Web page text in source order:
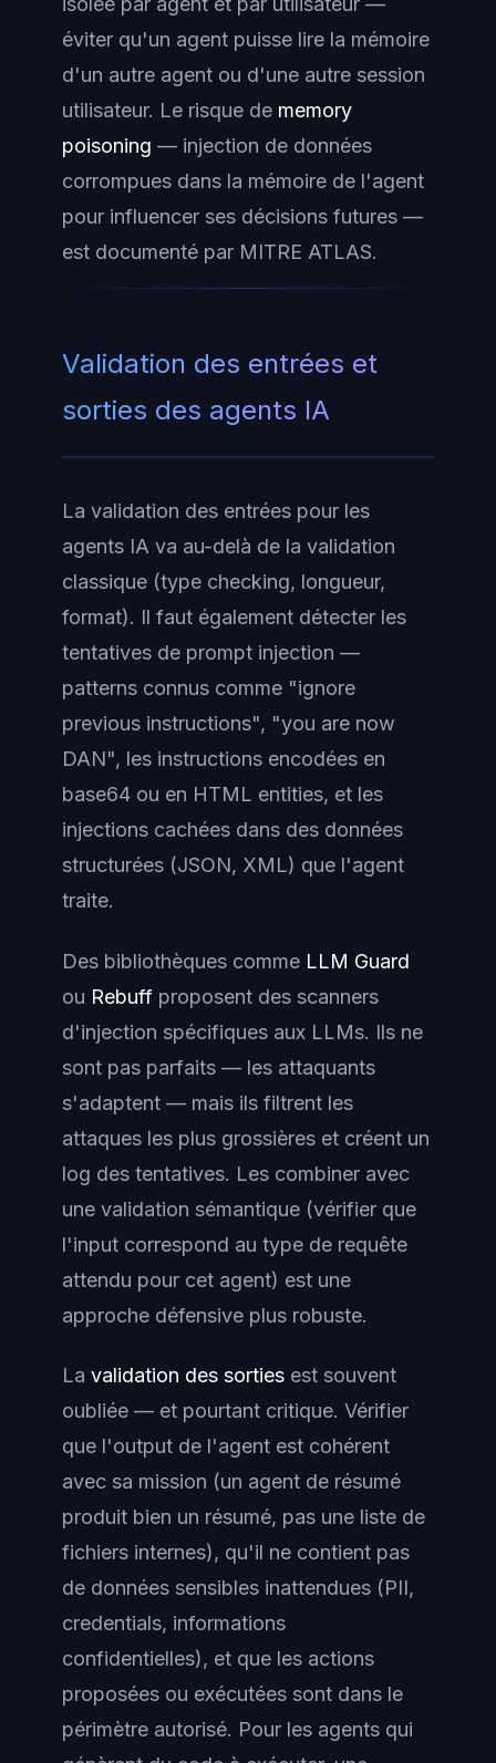
éviter qu'un agent puisse lire la mémoire
d'un autre agent ou d'une autre session
utilisateur. Le risque de memory
poisoning — injection de données
corrompues dans la mémoire de l'agent
pour influencer ses décisions futures —
est documenté par MITRE ATLAS.
Validation des entrées et
sorties des agents IA
La validation des entrées pour les
agents IA va au-delà de la validation
classique (type checking, longueur,
format). Il faut également détecter les
tentatives de prompt injection —
patterns connus comme "ignore
previous instructions", "you are now
DAN", les instructions encodées en
base64 ou en HTML entities, et les
injections cachées dans des données
structurées (JSON, XML) que l'agent
traite.
Des bibliothèques comme LLM Guard
ou Rebuff proposent des scanners
d'injection spécifiques aux LLMs. Ils ne
sont pas parfaits — les attaquants
s'adaptent — mais ils filtrent les
attaques les plus grossières et créent un
log des tentatives. Les combiner avec
une validation sémantique (vérifier que
l'input correspond au type de requête
attendu pour cet agent) est une
approche défensive plus robuste.
La validation des sorties est souvent
oubliée — et pourtant critique. Vérifier
que l'output de l'agent est cohérent
avec sa mission (un agent de résumé
produit bien un résumé, pas une liste de
fichiers internes), qu'il ne contient pas
de données sensibles inattendues (PII,
credentials, informations
confidentielles), et que les actions
proposées ou exécutées sont dans le
périmètre autorisé. Pour les agents qui